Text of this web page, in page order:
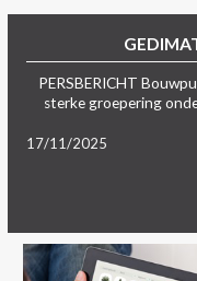
PERSBERICHT
sterke groepering
17/11/2025